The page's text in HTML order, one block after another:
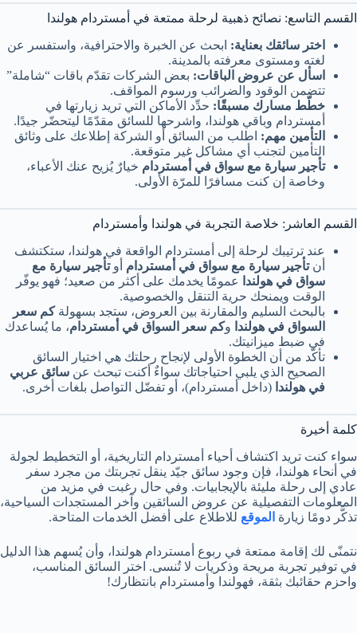
القسم التاسع: نصائح ذهبية لرحلة ممتعة في أمستردام هولندا
اختر سائقك بعناية: ابحث عن الخبرة والاحترافية، واستفسر عن
لغته ومستوى معرفته بالمدينة.
اسأل عن عروض الباقات: بعض الشركات تقدّم باقات “شاملة”
تتضمن الوقود والضرائب ورسوم المواقف.
خطّط مسارك مسبقًا: حدِّد الأماكن التي تريد زيارتها في
أمستردام وباقي هولندا، واشرحها للسائق مقدّمًا ليتحضّر جيدًا.
التأمين مهم: اطلب من السائق أو الشركة إطلاعك على وثائق
التأمين لتجنب أي مشاكل غير متوقعة.
تأجير سيارة مع سواق في أمستردام خيارٌ يُزيح عنك الأعباء،
وخاصة إن كنت مسافرًا للمرّة الأولى.
القسم العاشر: خلاصة التجربة في هولندا وأمستردام
عند ترتيبك لرحلة إلى أمستردام الواقعة في هولندا، ستكتشف
أنتأجير سيارة مع سواق في أمستردام أوتأجير سيارة مع
سواق في هولندا
عمومًا يخدمك على أكثر من صعيد؛ فهو يوفّر
الوقت ويمنحك حرية التنقل والخصوصية.
بالبحث السليم والمقارنة بين العروض، ستجد بسهولةكم سعر
السواق في هولندا وكم سعر السواق في أمستردام، ما يُساعدك
في ضبط ميزانيتك.
تأكّد من أن الخطوة الأولى لإنجاح رحلتك هي اختيار السائق
الصحيح الذي يلبي احتياجاتك سواءٌ أكنت تبحث عن سائق عربي
في هولندا (داخل أمستردام)، أو تفضّل التواصل بلغات أخرى.
كلمة أخيرة
سواء كنت تريد اكتشاف أحياء أمستردام التاريخية، أو التخطيط لجولة
في أنحاء هولندا، فإن وجود سائق جيّد ينقل تجربتك من مجرد سفر
عادي إلى رحلة مليئة بالإيجابيات. وفي حال رغبت في مزيد من
المعلومات التفصيلية عن عروض السائقين وآخر المستجدات السياحية،
تذكَّر دومًا زيارة الموقع للاطلاع على أفضل الخدمات المتاحة.
نتمنّى لك إقامة ممتعة في ربوع أمستردام هولندا، وأن يُسهم هذا الدليل
في توفير تجربة مريحة وذكريات لا تُنسى. اختر السائق المناسب،
واحزم حقائبك بثقة، فهولندا وأمستردام بانتظارك!